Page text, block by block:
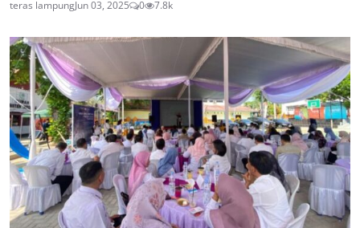
teras lampungJun 03, 2025 0 7.8k